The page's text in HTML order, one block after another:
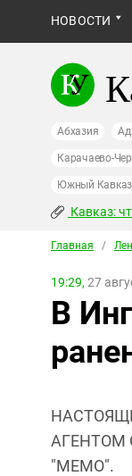
НОВОСТИ
Абхазия
Карачаево-
Южный Кавказ
Кавказ:
Главная /
19:29, 27
В
АГЕНТОМ
"МЕМО".